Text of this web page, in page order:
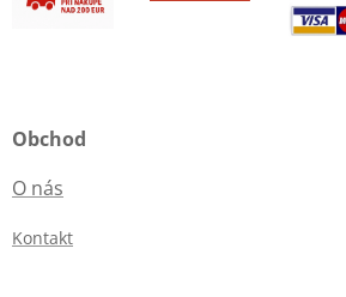
Obchod
O nás
Kontakt